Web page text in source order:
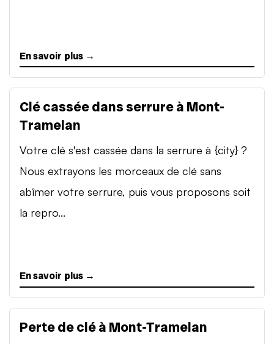
En savoir plus →
Clé cassée dans serrure à Mont-
Tramelan
Votre clé s'est cassée dans la serrure à {city} ?
Nous extrayons les morceaux de clé sans
abîmer votre serrure, puis vous proposons soit
la repro...
En savoir plus →
Perte de clé à Mont-Tramelan